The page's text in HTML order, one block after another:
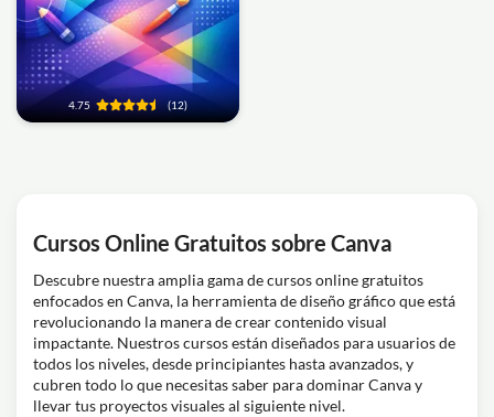
4.75 (12)
Cursos Online Gratuitos sobre Canva
Descubre nuestra amplia gama de cursos online gratuitos
enfocados en Canva, la herramienta de diseño gráfico que está
revolucionando la manera de crear contenido visual
impactante. Nuestros cursos están diseñados para usuarios de
todos los niveles, desde principiantes hasta avanzados, y
cubren todo lo que necesitas saber para dominar Canva y
llevar tus proyectos visuales al siguiente nivel.